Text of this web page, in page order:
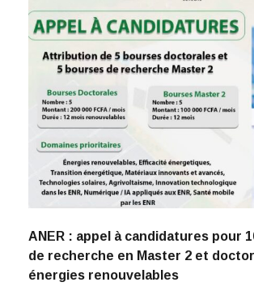
ANER : appel à candidatures pour
de recherche en Master 2 et
énergies renouvelables